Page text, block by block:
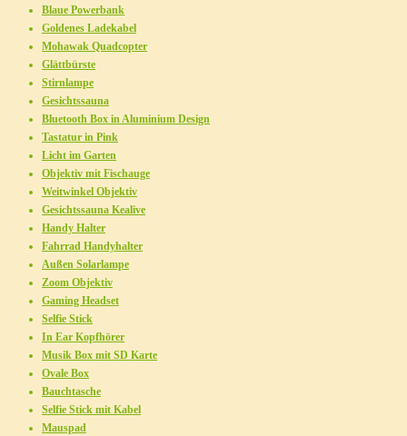
Blaue Powerbank
Goldenes Ladekabel
Mohawak Quadcopter
Glättbürste
Stirnlampe
Gesichtssauna
Bluetooth Box in Aluminium Design
Tastatur in Pink
Licht im Garten
Objektiv mit Fischauge
Weitwinkel Objektiv
Gesichtssauna Kealive
Handy Halter
Fahrrad Handyhalter
Außen Solarlampe
Zoom Objektiv
Gaming Headset
Selfie Stick
In Ear Kopfhörer
Musik Box mit SD Karte
Ovale Box
Bauchtasche
Selfie Stick mit Kabel
Mauspad